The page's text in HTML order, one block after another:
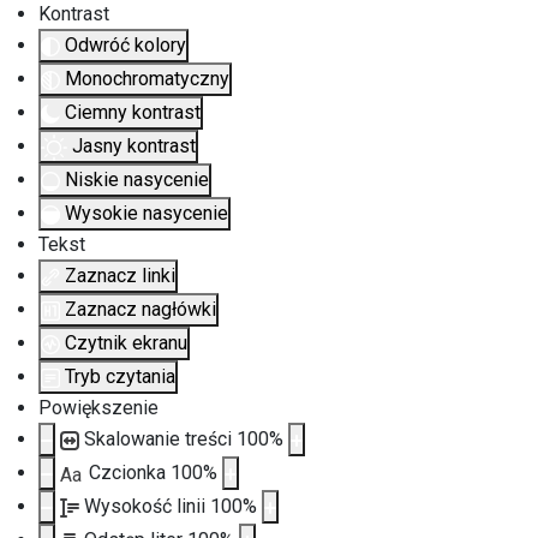
Kontrast
Odwróć kolory
Monochromatyczny
Ciemny kontrast
Jasny kontrast
Niskie nasycenie
Wysokie nasycenie
Tekst
Zaznacz linki
Zaznacz nagłówki
Czytnik ekranu
Tryb czytania
Powiększenie
Skalowanie treści 100%
Aa Czcionka 100%
Wysokość linii 100%